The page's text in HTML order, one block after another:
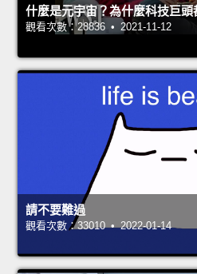
什麼是元宇宙？為什麼科技巨頭
觀看次數：28836 • 2021-11-12
請不要難過
觀看次數：33010 • 2022-01-14